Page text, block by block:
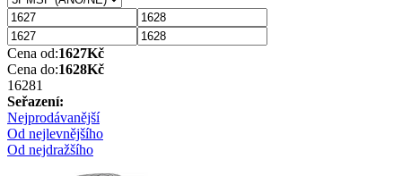
Cena od:1627Kč
Cena do:1628Kč
16281
Seřazení:
Nejprodávanější
Od nejlevnějšího
Od nejdražšího